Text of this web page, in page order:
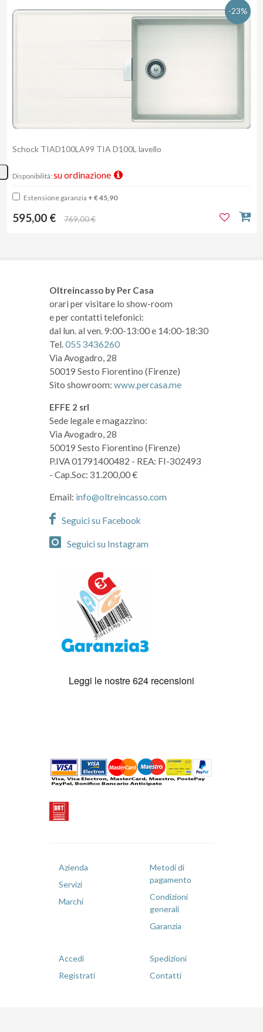
-23%
Schock TIAD100LA99 TIA D100L lavello
Disponibilità: su ordinazione
Estensione garanzia + € 45,90
595,00 € 769,00 €
Oltreincasso by Per Casa
orari per visitare lo show-room
e per contatti telefonici:
dal lun. al ven. 9:00-13:00 e 14:00-18:30
Tel.055 3436260
Via Avogadro, 28
50019 Sesto Fiorentino (Firenze)
Sito showroom: www.percasa.me
EFFE 2 srl
Sede legale e magazzino:
Via Avogadro, 28
50019 Sesto Fiorentino (Firenze)
P.IVA 01791400482 - REA: FI-302493
- Cap.Soc: 31.200,00 €
Email: info@oltreincasso.com
Seguici su Facebook
Seguici su Instagram
Azienda
Servizi
Marchi
Metodi di
pagamento
Condizioni
generali
Garanzia
Accedi
Registrati
Spedizioni
Contatti